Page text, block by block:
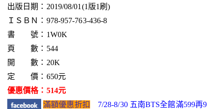
出版日期：2019/08/01(1版1刷)
ＩＳＢＮ：978-957-763-436-8
書 號：1W0K
頁 數：544
開 數：20K
定 價：650元
優惠價格：514元
滿額優惠折扣
7/28-8/30 五南BTS全館滿599再9